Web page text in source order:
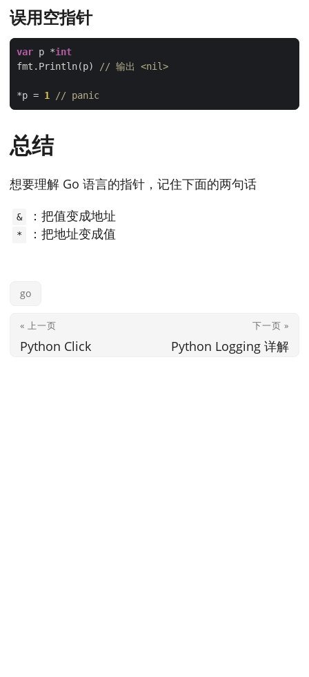
误用空指针
var p *int
fmt.Println(p)
// 输出 <nil>
*p = 1 // panic
总结
想要理解 Go 语言的指针，记住下面的两句话
& ：把值变成地址
* ：把地址变成值
go
« 上一页
Python Click
下一页 »
Python Logging 详解